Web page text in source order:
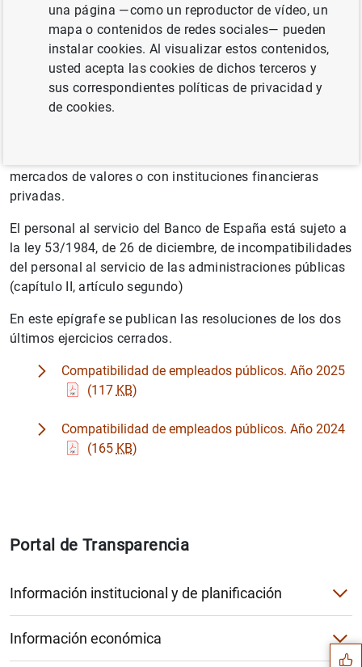
Portal de Transparencia
Información institucional y de planificación
Agendas del gobernador, la subgobernadora y el miembro
Información económica
Atenciones culturales y sociales
se indica en el artículo 26 de la Ley 13/1994, de 1 de
junio, de Autonomía del Banco de España. Al cesar en el
cargo, y durante los dos años posteriores, no pueden
ejercer actividad profesional alguna relacionada con las
entidades de crédito o con los mercados de valores.
mercados de valores o con instituciones financieras
privadas.
El personal al servicio del Banco de España está sujeto a
la ley 53/1984, de 26 de diciembre, de incompatibilidades
del personal al servicio de las administraciones públicas
(capítulo II, artículo segundo)
En este epígrafe se publican las resoluciones de los dos
últimos ejercicios cerrados.
Compatibilidad de empleados públicos. Año 2025
(117 KB)
Compatibilidad de empleados públicos. Año 2024
(165 KB)
Sugerencias
una página —como un reproductor de vídeo, un
mapa o contenidos de redes sociales— pueden
instalar cookies. Al visualizar estos contenidos,
usted acepta las cookies de dichos terceros y
sus correspondientes políticas de privacidad y
de cookies.